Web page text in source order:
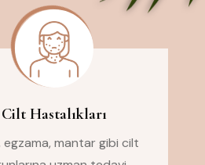
Cilt Hastalıkları
egzama, mantar gibi cilt